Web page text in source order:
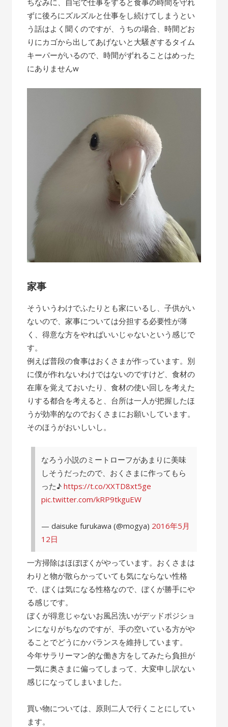
ちなみに、自宅で仕事をすると食事の時間を守れ
ずに後ろにズルズルと仕事をし続けてしまうとい
う話はよく聞くのですが、うちの場合、時間どお
りにカゴから出してあげないと大騒ぎするタイム
キーパーがいるので、時間がずれることはめった
にありませんw
家事
そういうわけでふたりとも家にいるし、子供がい
ないので、家事については分担する必要性が薄
く、得意な方をやればいいじゃないという感じで
す。
例えば普段の食事はおくさまが作っています。別
に僕が作れないわけではないのですけど、食材の
在庫を覚えておいたり、食材の使い回しを考えた
りする都合を考えると、台所は一人が把握したほ
うが効率的なのでおくさまにお願いしています。
そのほうがおいしいし。
なろう小説のミートローフがあまりに美味
しそうだったので、おくさまに作ってもら
った♪https://t.co/XXTD8xt5ge
pic.twitter.com/kRP9tkguEW
— daisuke furukawa (@mogya) 2016年5月
12日
一方掃除はほぼぼくがやっています。おくさまは
わりと物が散らかっていても気にならない性格
で、ぼくは気になる性格なので、ぼくが勝手にや
る感じです。
ぼくが得意じゃないお風呂洗いがデッドポジショ
ンになりがちなのですが、手の空いている方がや
ることでどうにかバランスを維持しています。
今年サラリーマン的な働き方をしてみたら負担が
一気に奥さまに偏ってしまって、大変申し訳ない
感じになってしまいました。
買い物については、原則二人で行くことにしてい
ます。